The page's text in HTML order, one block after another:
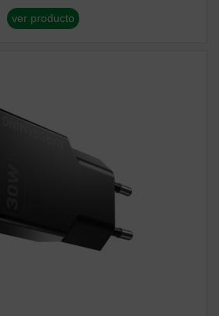
ver producto